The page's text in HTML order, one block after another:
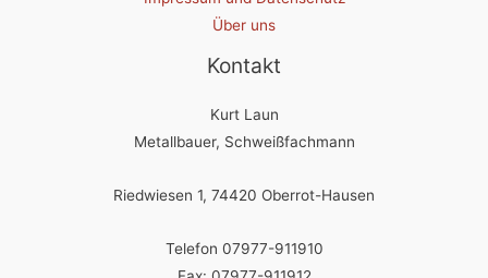
Über uns
Kontakt
Kurt Laun
Metallbauer, Schweißfachmann
Riedwiesen 1, 74420 Oberrot-Hausen
Telefon 07977-911910